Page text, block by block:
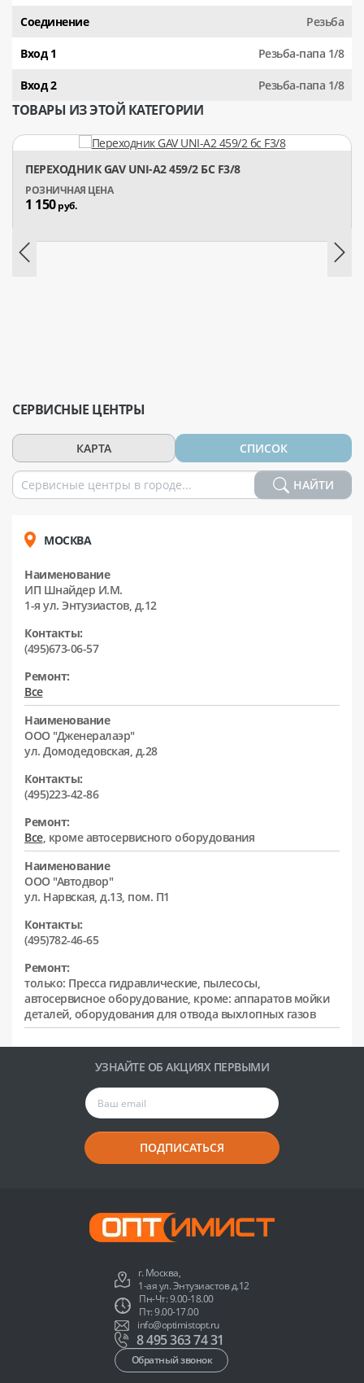
Соединение Резьба
Вход 1 Резьба-папа 1/8
Вход 2 Резьба-папа 1/8
ТОВАРЫ ИЗ ЭТОЙ КАТЕГОРИИ
ПЕРЕХОДНИК GAV UNI-A2 459/2 БС F3/8
1 150руб.
СЕРВИСНЫЕ ЦЕНТРЫ
КАРТА СПИСОК
НАЙТИ
МОСКВА
Наименование
ИП Шнайдер И.М.
1-я ул. Энтузиастов, д.12
Контакты:
(495)673-06-57
Ремонт:
Все
Наименование
ООО "Дженералаэр"
ул. Домодедовская, д.28
Контакты:
(495)223-42-86
Ремонт:
Все, кроме автосервисного оборудования
Наименование
ООО "Автодвор"
ул. Нарвская, д.13, пом. П1
Контакты:
(495)782-46-65
Ремонт:
только: Пресса гидравлические, пылесосы,
автосервисное оборудование, кроме: аппаратов мойки
деталей, оборудования для отвода выхлопных газов
УЗНАЙТЕ ОБ АКЦИЯХ ПЕРВЫМИ
ПОДПИСАТЬСЯ
г. Москва,
1-ая ул. Энтузиастов д.12
Пн-Чт: 9.00-18.00
Пт: 9.00-17.00
info@optimistopt.ru
8 495 363 74 31
Обратный звонок